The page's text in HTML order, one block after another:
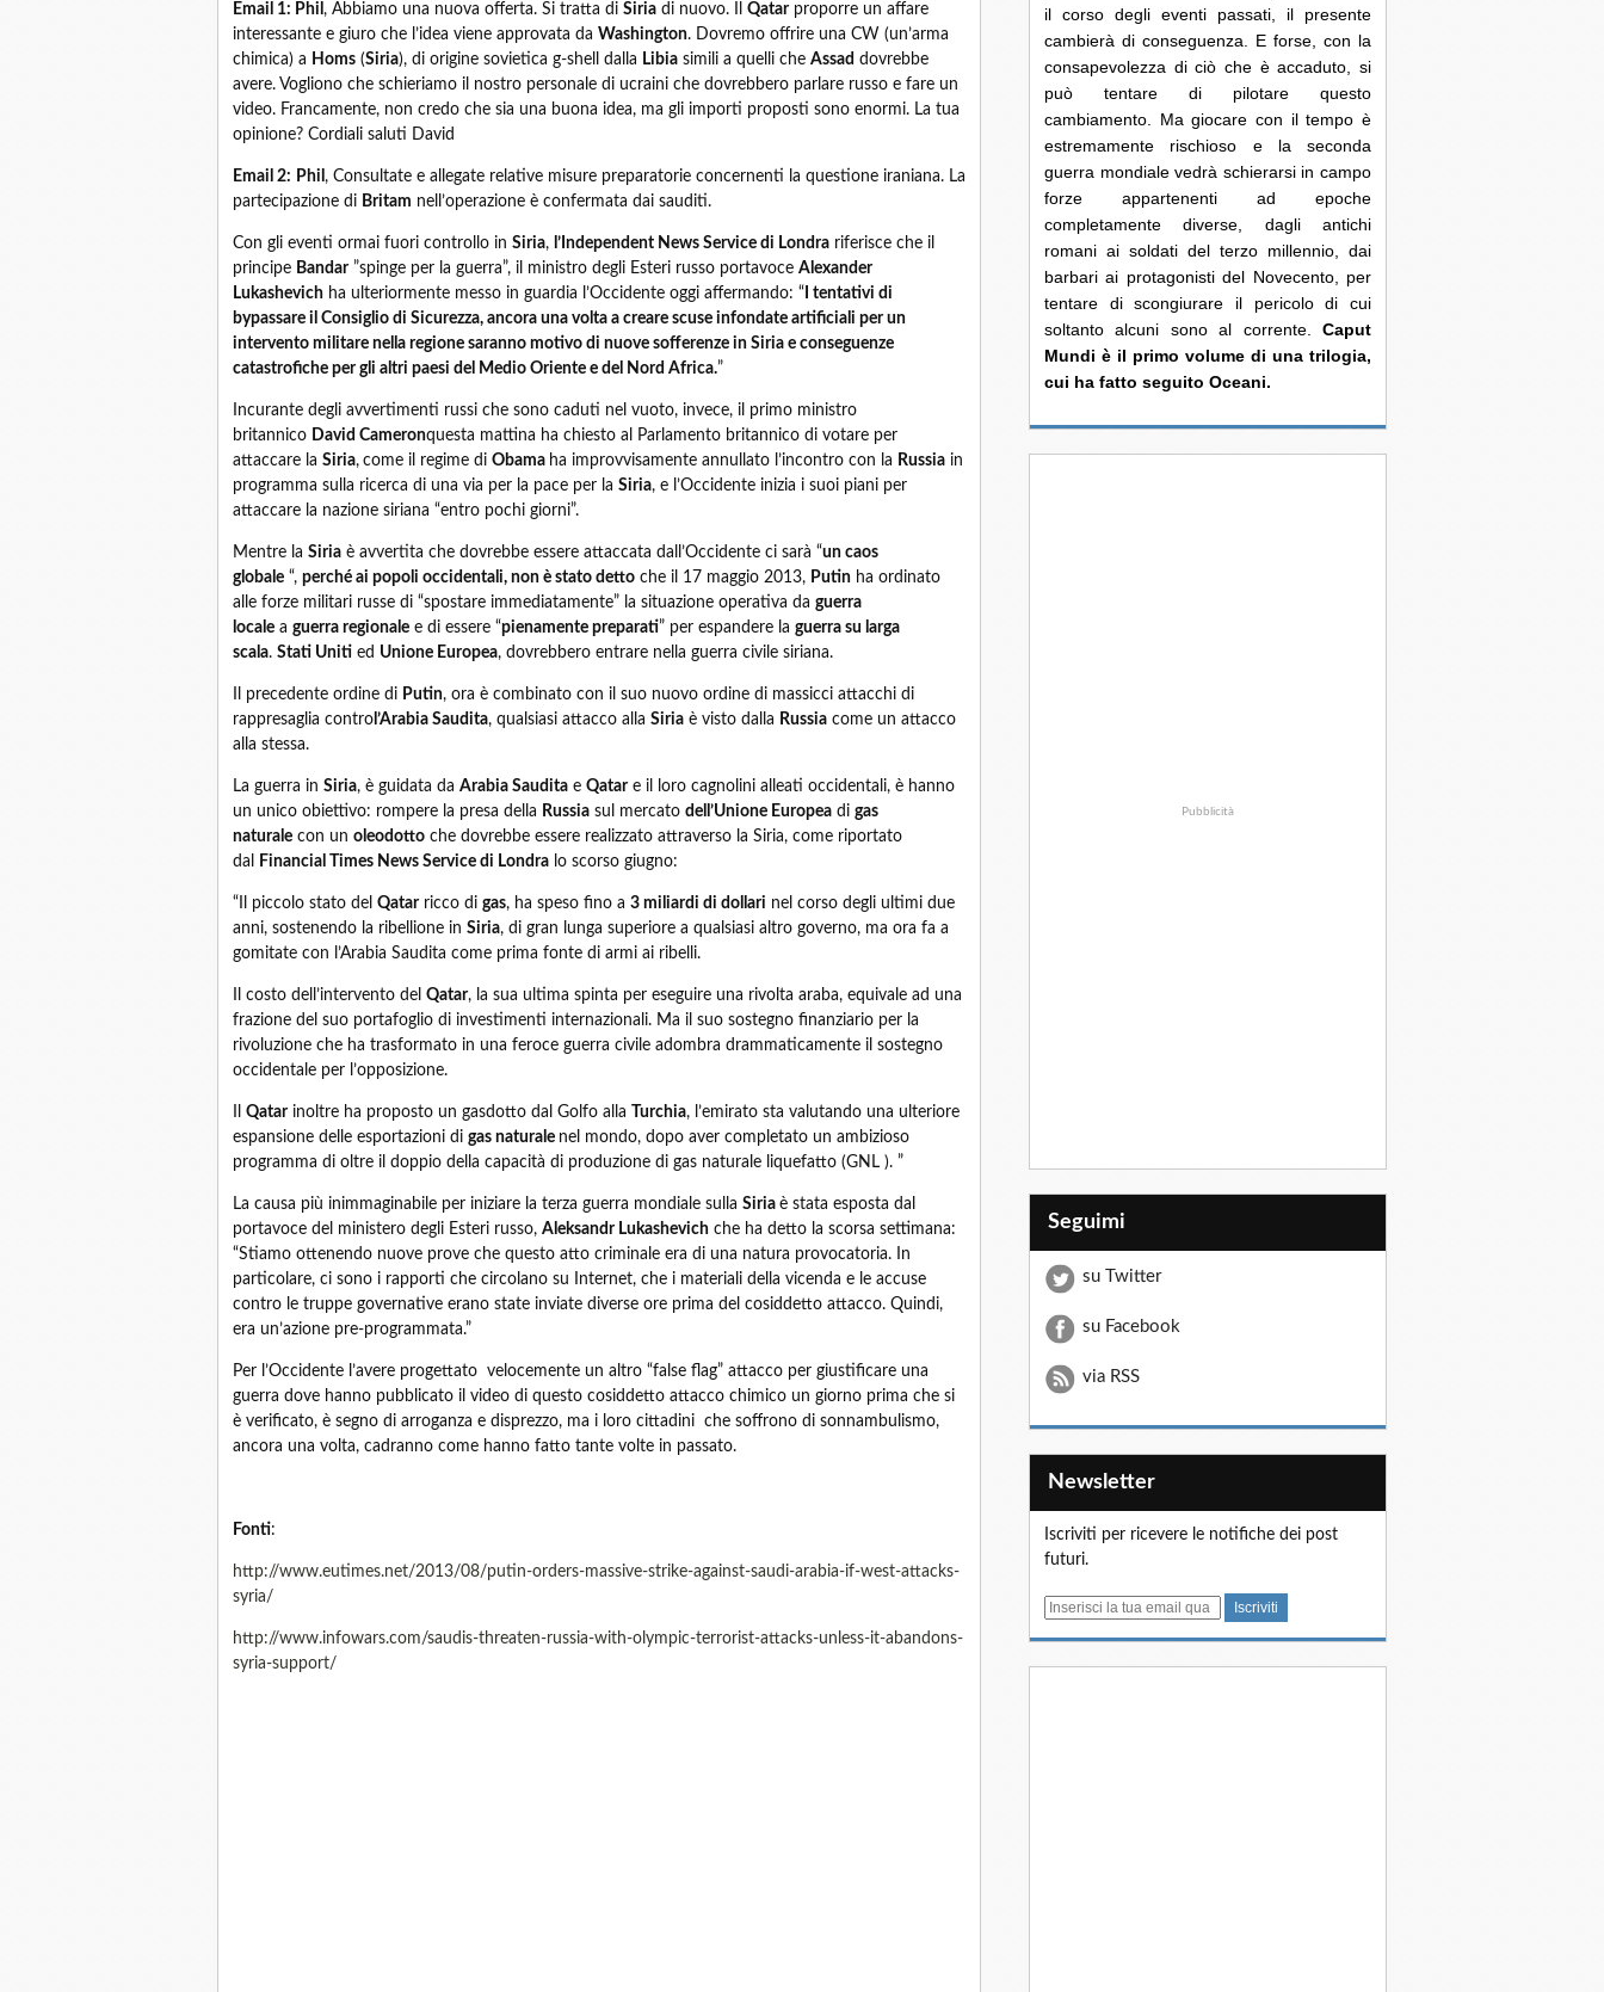
Email 1: Phil , Abbiamo una nuova offerta. Si tratta di Siria di nuovo. Il Qatarproporre un affare
interessante e giuro che l’idea viene approvata da Washington. Dovremo offrire una CW (un’arma
chimica) a Homs (Siria), di origine sovietica g-shell dalla Libia simili a quelli che Assad dovrebbe
avere. Vogliono che schieriamo il nostro personale di ucraini che dovrebbero parlare russo e fare un
video. Francamente, non credo che sia una buona idea, ma gli importi proposti sono enormi. La tua
opinione? Cordiali saluti David
Email 2: Phil , Consultate e allegate relative misure preparatorie concernenti la questione iraniana. La
partecipazione di Britam nell’operazione è confermata dai sauditi.
Con gli eventi ormai fuori controllo in Siria, l’Independent News Service di Londra riferisce che il
principe Bandar”spinge per la guerra”, il ministro degli Esteri russo portavoce Alexander
Lukashevich ha ulteriormente messo in guardia l’Occidente oggi affermando: “ I tentativi di
bypassare il Consiglio di Sicurezza, ancora una volta a creare scuse infondate artificiali per un
intervento militare nella regione saranno motivo di nuove sofferenze in Siria e conseguenze
catastrofiche per gli altri paesi del Medio Oriente e del Nord Africa.”
Incurante degli avvertimenti russi che sono caduti nel vuoto, invece, il primo ministro
britannico David Cameronquesta mattina ha chiesto al Parlamento britannico di votare per
attaccare la Siria, come il regime di Obama ha improvvisamente annullato l’incontro con la Russia in
programma sulla ricerca di una via per la pace per la Siria, e l’Occidente inizia i suoi piani per
attaccare la nazione siriana “entro pochi giorni”.
Mentre la Siria è avvertita che dovrebbe essere attaccata dall’Occidente ci sarà “un caos
globale “, perché ai popoli occidentali, non è stato detto che il 17 maggio 2013, Putin ha ordinato
alle forze militari russe di “spostare immediatamente” la situazione operativa da guerra
locale a guerra regionale e di essere “pienamente preparati” per espandere la guerra su larga
scala. Stati Uniti ed Unione Europea, dovrebbero entrare nella guerra civile siriana.
Il precedente ordine di Putin, ora è combinato con il suo nuovo ordine di massicci attacchi di
rappresaglia contro l’Arabia Saudita, qualsiasi attacco alla Siria è visto dalla Russia come un attacco
alla stessa.
La guerra in Siria, è guidata da Arabia Saudita e Qatare il loro cagnolini alleati occidentali, è hanno
un unico obiettivo: rompere la presa della Russia sul mercato dell’Unione Europea di gas
naturale con un oleodotto che dovrebbe essere realizzato attraverso la Siria, come riportato
dal
Financial Times News Service di Londra lo scorso giugno:
“Il piccolo stato del Qatarricco di gas, ha speso fino a 3 miliardi di dollari nel corso degli ultimi due
anni, sostenendo la ribellione in Siria, di gran lunga superiore a qualsiasi altro governo, ma ora fa a
gomitate con l’Arabia Saudita come prima fonte di armi ai ribelli.
Il costo dell’intervento del Qatar, la sua ultima spinta per eseguire una rivolta araba, equivale ad una
frazione del suo portafoglio di investimenti internazionali. Ma il suo sostegno finanziario per la
rivoluzione che ha trasformato in una feroce guerra civile adombra drammaticamente il sostegno
occidentale per l’opposizione.
Qatarinoltre ha proposto un gasdotto dal Golfo alla Turchia, l’emirato sta valutando una ulteriore
espansione delle esportazioni di gas naturale nel mondo, dopo aver completato un ambizioso
programma di oltre il doppio della capacità di produzione di gas naturale liquefatto (GNL ). ”
La causa più inimmaginabile per iniziare la terza guerra mondiale sulla Siria è stata esposta dal
portavoce del ministero degli Esteri russo, Aleksandr Lukashevich che ha detto la scorsa settimana:
“Stiamo ottenendo nuove prove che questo atto criminale era di una natura provocatoria. In
particolare, ci sono i rapporti che circolano su Internet, che i materiali della vicenda e le accuse
contro le truppe governative erano state inviate diverse ore prima del cosiddetto attacco. Quindi,
era un’azione pre-programmata.”
Per l’Occidente l’avere progettato velocemente un altro “false flag” attacco per giustificare una
guerra dove hanno pubblicato il video di questo cosiddetto attacco chimico un giorno prima che si
è verificato, è segno di arroganza e disprezzo, ma i loro cittadini che soffrono di sonnambulismo,
ancora una volta, cadranno come hanno fatto tante volte in passato.
Fonti:
http://www.eutimes.net/2013/08/putin-orders-massive-strike-against-saudi-arabia-if-west-attacks-
syria/
http://www.infowars.com/saudis-threaten-russia-with-olympic-terrorist-attacks-unless-it-abandons-
syria-support/
il corso degli eventi passati, il presente
cambierà di conseguenza. E forse, con la
consapevolezza di ciò che è accaduto, si
può tentare di pilotare questo
cambiamento. Ma giocare con il tempo è
estremamente rischioso e la seconda
guerra mondiale vedrà schierarsi in campo
forze appartenenti ad epoche
completamente diverse, dagli antichi
romani ai soldati del terzo millennio, dai
barbari ai protagonisti del Novecento, per
tentare di scongiurare il pericolo di cui
soltanto alcuni sono al corrente. Caput
Mundi è il primo volume di una trilogia,
cui ha fatto seguito Oceani.
Pubblicità
Seguimi
su Twitter
su Facebook
via RSS
Newsletter
Iscriviti per ricevere le notifiche dei post
futuri.